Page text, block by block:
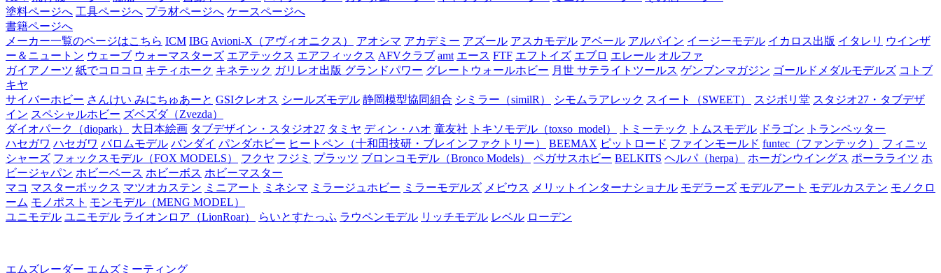
塗料ページへ 工具ページへ プラ材ページへ ケースページへ
書籍ページへ
メーカー一覧のページはこちら ICM IBG Avioni-X（アヴィオニクス） アオシマ アカデミー アズール アスカモデル アベール アルパイン イージーモデル イカロス出版 イタレリ ウインザ
ー＆ニュートン ウェーブ ウォーマスターズ エアテックス エアフィックス AFVクラブ amt エース FTF エフトイズ エブロ エレール オルファ
ガイアノーツ 紙でコロコロ キティホーク キネテック ガリレオ出版 グランドパワー グレートウォールホビー 月世 サテライトツールス ゲンブンマガジン ゴールドメダルモデルズ コトブ
キヤ
サイバーホビー さんけい みにちゅあーと GSIクレオス シールズモデル 静岡模型協同組合 シミラー（similR） シモムラアレック スイート（SWEET） スジボリ堂 スタジオ27・タブデザ
イン スペシャルホビー ズベズダ（Zvezda）
ダイオパーク（diopark）
大日本絵画 タブデザイン・スタジオ27 タミヤ ディン・ハオ 童友社 トキソモデル（toxso_model） トミーテック トムスモデル ドラゴン
トランペッター
ハセガワ ハセガワ バロムモデル バンダイ パンダホビー ヒートペン（十和田技研・ブレインファクトリー） BEEMAX ピットロード ファインモールド funtec（ファンテック）
フィニッ
シャーズ フォックスモデル（FOX MODELS） フクヤ フジミ プラッツ ブロンコモデル（Bronco Models） ペガサスホビー BELKITS ヘルパ（herpa） ホーガンウイングス ポーラライツ ホ
ビージャパン ホビーベース ホビーボス ホビーマスター
マコ マスターボックス マツオカステン ミニアート ミネシマ ミラージュホビー ミラーモデルズ メビウス メリットインターナショナル モデラーズ モデルアート モデルカステン モノクロ
ーム モノポスト モンモデル（MENG MODEL）
ユニモデル ユニモデル ライオンロア（LionRoar） らいとすたっふ ラウペンモデル リッチモデル レベル ローデン
エムズレーダー エムズミーティング